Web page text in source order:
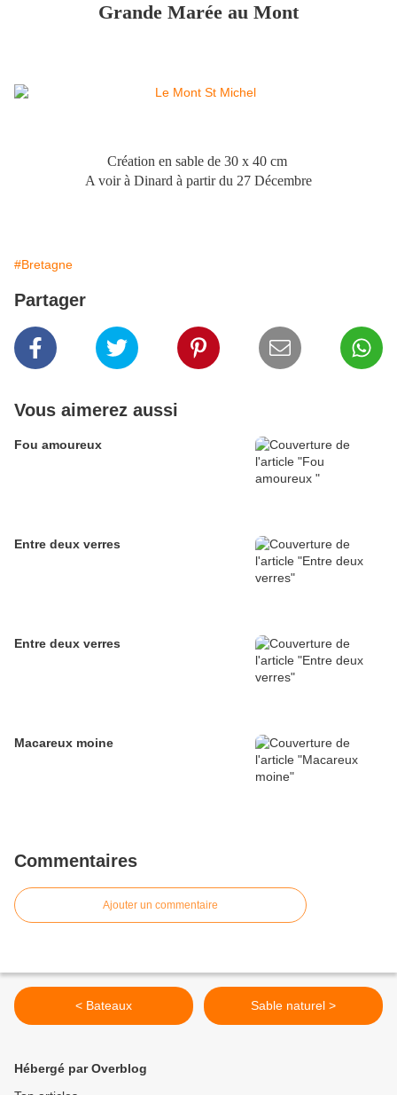
Grande Marée au Mont
Création en sable de 30 x 40 cm
A voir à Dinard à partir du 27 Décembre
#Bretagne
Partager
Vous aimerez aussi
Fou amoureux
Entre deux verres
Entre deux verres
Macareux moine
Commentaires
Ajouter un commentaire
< Bateaux Sable naturel >
Hébergé par Overblog